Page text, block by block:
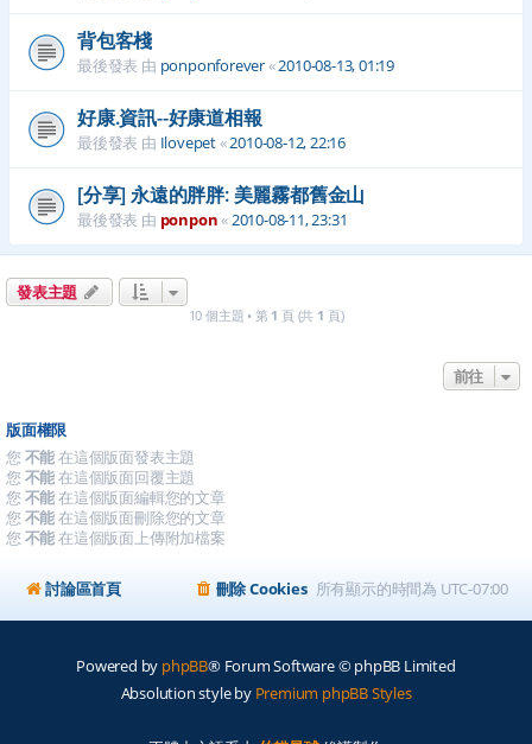
背包客棧
最後發表 由 ponponforever«2010-08-13, 01:19
好康.資訊--好康道相報
最後發表 由 Ilovepet«2010-08-12, 22:16
[分享] 永遠的胖胖: 美麗霧都舊金山
最後發表 由 ponpon«2010-08-11, 23:31
發表主題
10 個主題 • 第 1 頁 (共 1 頁)
前往
版面權限
您 不能在這個版面發表主題
您 不能在這個版面回覆主題
您 不能在這個版面編輯您的文章
您 不能在這個版面刪除您的文章
您 不能在這個版面上傳附加檔案
討論區首頁 所有顯示的時間為 UTC-07:00
刪除 Cookies
Powered by phpBB® Forum Software © phpBB Limited
Absolution style by Premium phpBB Styles